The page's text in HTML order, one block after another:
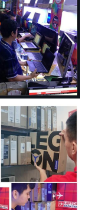
lưu trữ lên tới